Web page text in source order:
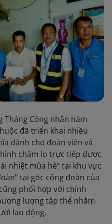
Công nhân năm
đã triển khai nhiều
dành cho đoàn viên và
chăm lo trực tiếp được
nhiệt mùa hè” tại khu vực
tại góc công đoàn của
phối hợp với chính
lượng tập thể nhằm
lao động.